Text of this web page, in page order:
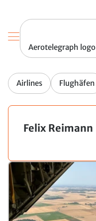
Aerotelegraph logo
Airlines Flughäfen
Felix Reimann